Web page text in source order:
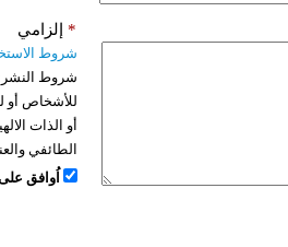
إلزامي *
شروط
شروط
للأشخاص أو
أو الذات
الطائفي
اُوافق